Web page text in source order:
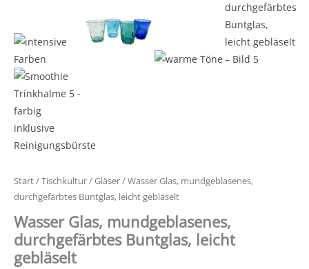
Start/Tischkultur/Gläser/ Wasser Glas, mundgeblasenes,
durchgefärbtes Buntglas, leicht gebläselt
Wasser Glas, mundgeblasenes,
durchgefärbtes Buntglas, leicht
gebläselt
leicht
gebläselt
Menge